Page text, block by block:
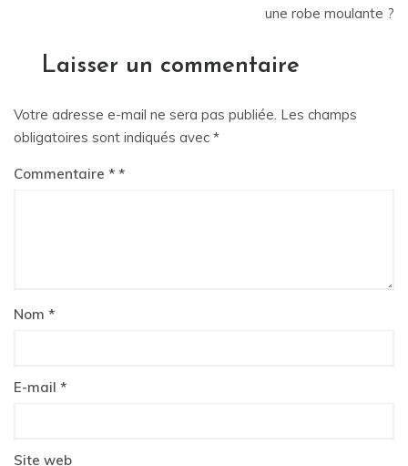
l’article
une robe moulante ?
Laisser un commentaire
Votre adresse e-mail ne sera pas publiée. Les champs
obligatoires sont indiqués avec *
Commentaire *
Nom *
E-mail *
Site web